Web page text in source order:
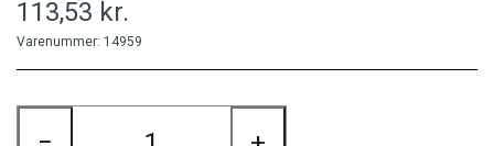
113,53 kr.
Varenummer: 14959